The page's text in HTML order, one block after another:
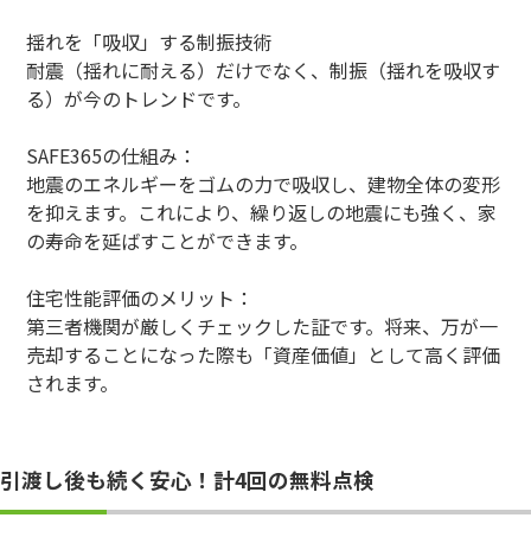
揺れを「吸収」する制振技術
耐震（揺れに耐える）だけでなく、制振（揺れを吸収す
る）が今のトレンドです。
SAFE365の仕組み：
地震のエネルギーをゴムの力で吸収し、建物全体の変形
を抑えます。これにより、繰り返しの地震にも強く、家
の寿命を延ばすことができます。
住宅性能評価のメリット：
第三者機関が厳しくチェックした証です。将来、万が一
売却することになった際も「資産価値」として高く評価
されます。
引渡し後も続く安心！計4回の無料点検